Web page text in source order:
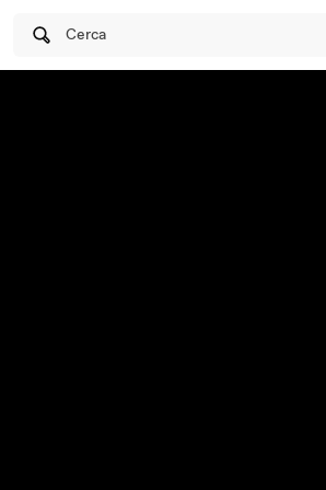
Cerca